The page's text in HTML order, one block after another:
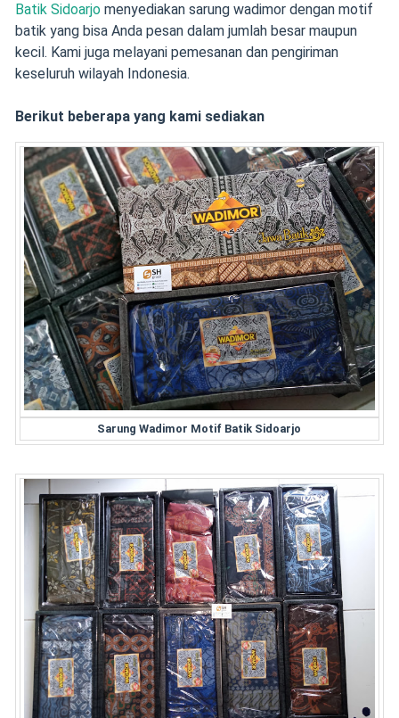
Batik Sidoarjomenyediakan sarung wadimor dengan motif
batik yang bisa Anda pesan dalam jumlah besar maupun
kecil. Kami juga melayani pemesanan dan pengiriman
keseluruh wilayah Indonesia.
Berikut beberapa yang kami sediakan
Sarung Wadimor Motif Batik Sidoarjo